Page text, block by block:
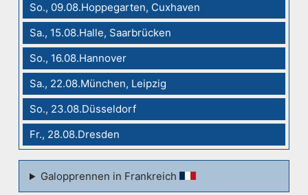
So., 09.08.Hoppegarten, Cuxhaven
Sa., 15.08.Halle, Saarbrücken
So., 16.08.Hannover
Sa., 22.08.München, Leipzig
So., 23.08.Düsseldorf
Fr., 28.08.Dresden
Galopprennen in Frankreich